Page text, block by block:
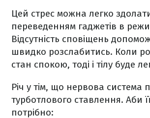
Цей стрес можна легко
переведенням гаджетів в
Відсутність сповіщень
швидко розслабитись. Коли
стан спокою, тоді і тілу буде
Річ у тім, що нервова система
турботлового ставлення. Аби
потрібно: